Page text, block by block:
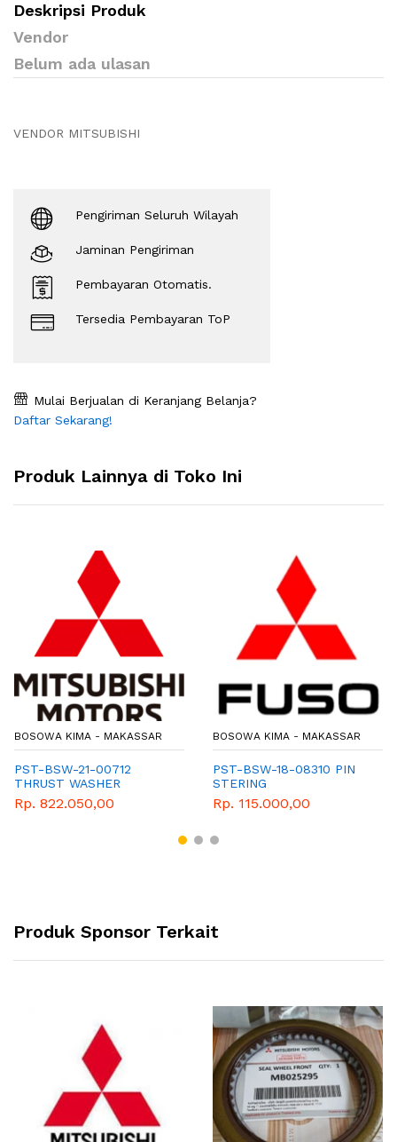
Deskripsi Produk
Vendor
Belum ada ulasan
VENDOR MITSUBISHI
Pengiriman Seluruh Wilayah
Jaminan Pengiriman
Pembayaran Otomatis.
Tersedia Pembayaran ToP
Mulai Berjualan di Keranjang Belanja?
Daftar Sekarang!
Produk Lainnya di Toko Ini
BOSOWA KIMA - MAKASSAR
PST-BSW-21-00712
THRUST WASHER
Rp. 822.050,00
BOSOWA KIMA - MAKASSAR
PST-BSW-18-08310 PIN
STERING
Rp. 115.000,00
Produk Sponsor Terkait